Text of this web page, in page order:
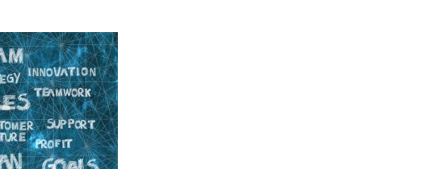
Business Solution
ビジネスソリューション事業
PHILOSOPHY
経営理念